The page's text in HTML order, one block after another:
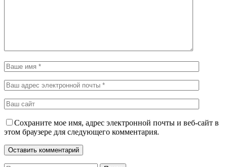
Сохраните мое имя, адрес электронной почты и веб-сайт в
этом браузере для следующего комментария.